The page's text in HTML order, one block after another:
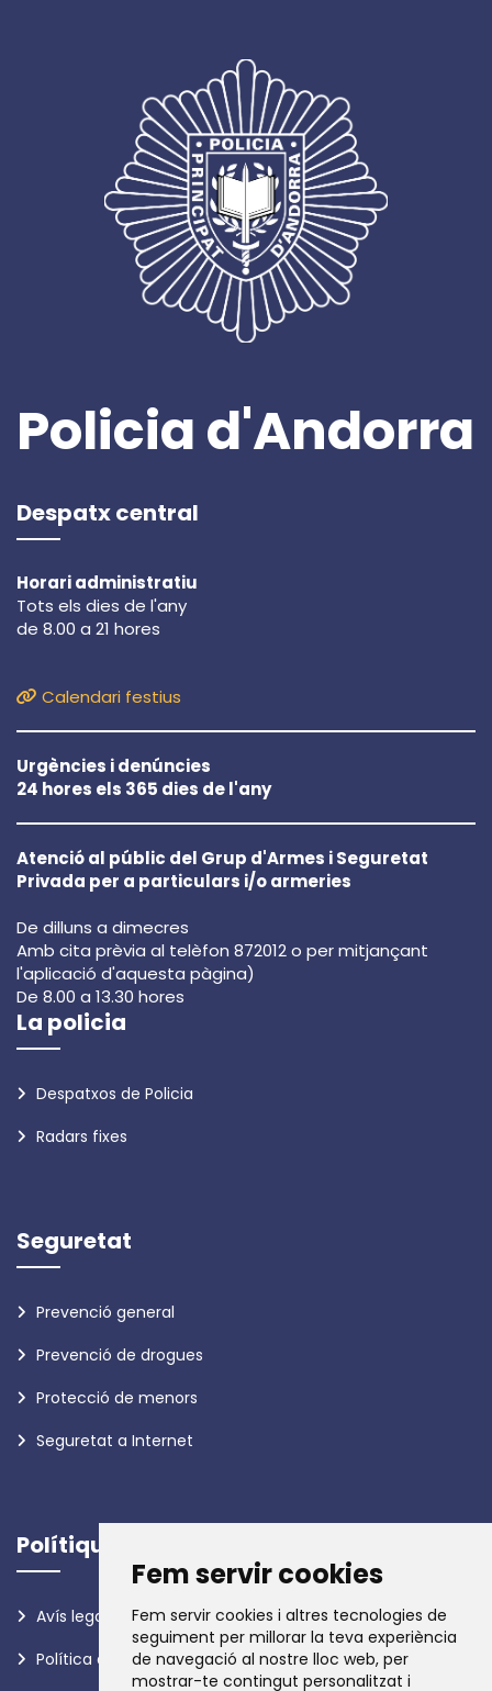
Fem servir cookies
Fem servir cookies i altres tecnologies de
seguiment per millorar la teva experiència
de navegació al nostre lloc web, per
mostrar-te contingut personalitzat i
Policia d'Andorra
Despatx central
Horari administratiu
Tots els dies de l'any
de 8.00 a 21 hores
Calendari festius
Urgències i denúncies
24 hores els 365 dies de l'any
Atenció al públic del Grup d'Armes i Seguretat
Privada per a particulars i/o armeries
De dilluns a dimecres
Amb cita prèvia al telèfon 872012 o per mitjançant
l'aplicació d'aquesta pàgina)
De 8.00 a 13.30 hores
La policia
Despatxos de Policia
Radars fixes
Seguretat
Prevenció general
Prevenció de drogues
Protecció de menors
Seguretat a Internet
Polítiques
Avís legal
Política de privadesa